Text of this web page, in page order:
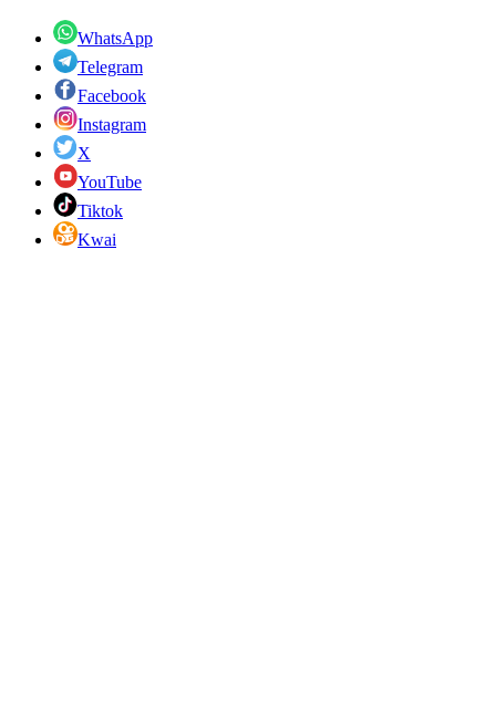
WhatsApp
Telegram
Facebook
Instagram
X
YouTube
Tiktok
Kwai